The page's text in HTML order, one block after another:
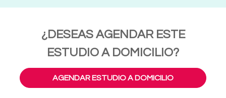
¿DESEAS AGENDAR ESTE
ESTUDIO A DOMICILIO?
AGENDAR ESTUDIO A DOMICILIO